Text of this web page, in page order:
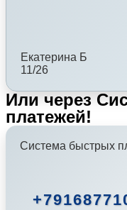
Екатерина Б
11/26
Или через
платежей!
Система быстрых